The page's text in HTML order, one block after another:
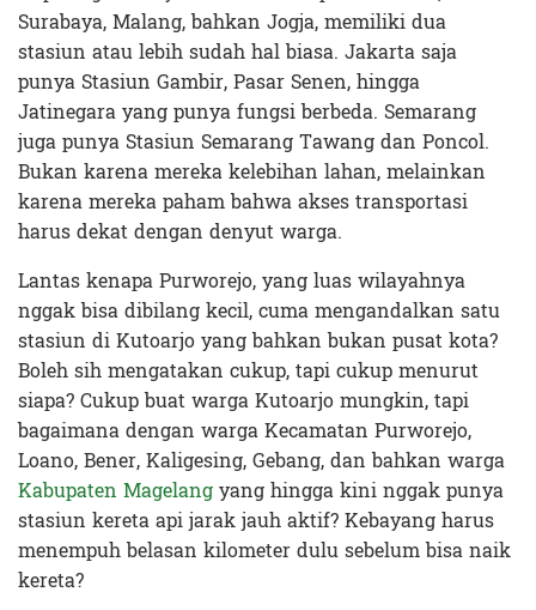
Surabaya, Malang, bahkan Jogja, memiliki dua
stasiun atau lebih sudah hal biasa. Jakarta saja
punya Stasiun Gambir, Pasar Senen, hingga
Jatinegara yang punya fungsi berbeda. Semarang
juga punya Stasiun Semarang Tawang dan Poncol.
Bukan karena mereka kelebihan lahan, melainkan
karena mereka paham bahwa akses transportasi
harus dekat dengan denyut warga.
Lantas kenapa Purworejo, yang luas wilayahnya
nggak bisa dibilang kecil, cuma mengandalkan satu
stasiun di Kutoarjo yang bahkan bukan pusat kota?
Boleh sih mengatakan cukup, tapi cukup menurut
siapa? Cukup buat warga Kutoarjo mungkin, tapi
bagaimana dengan warga Kecamatan Purworejo,
Loano, Bener, Kaligesing, Gebang, dan bahkan warga
Kabupaten Magelangyang hingga kini nggak punya
stasiun kereta api jarak jauh aktif? Kebayang harus
menempuh belasan kilometer dulu sebelum bisa naik
kereta?